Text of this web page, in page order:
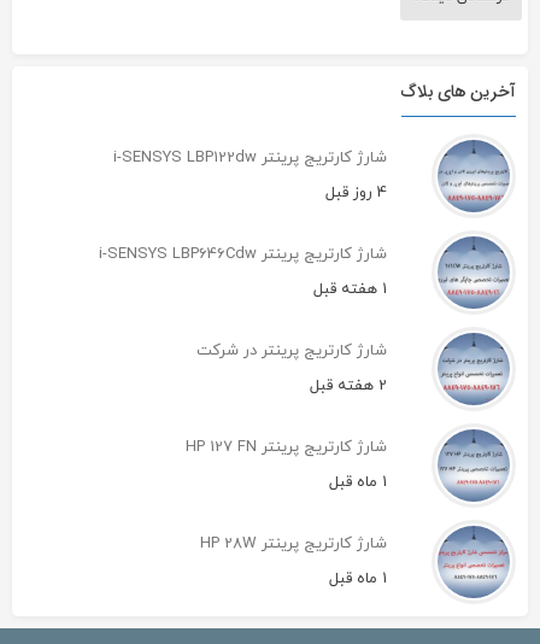
آخرین های بلاگ
شارژ کارتریج پرینتر i-SENSYS LBP122dw
4 روز قبل
شارژ کارتریج پرینتر i-SENSYS LBP646Cdw
1 هفته قبل
شارژ کارتریج پرینتر در شرکت
2 هفته قبل
شارژ کارتریج پرینتر HP 127 FN
1 ماه قبل
شارژ کارتریج پرینتر HP 28W
1 ماه قبل